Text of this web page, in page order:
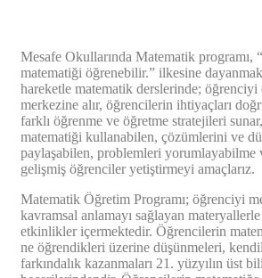
Mesafe Okullarında Matematik programı,
matematiği öğrenebilir.” ilkesine
hareketle matematik derslerinde; öğrenciyi
merkezine alır, öğrencilerin ihtiyaçları
farklı öğrenme ve öğretme stratejileri
matematiği kullanabilen, çözümlerini ve
paylaşabilen, problemleri yorumlayabilme
gelişmiş öğrenciler yetiştirmeyi amaçlarız.
Matematik Öğretim Programı; öğrenciyi
kavramsal anlamayı sağlayan
etkinlikler içermektedir. Öğrencilerin
ne öğrendikleri üzerine düşünmeleri,
farkındalık kazanmaları 21. yüzyılın üst